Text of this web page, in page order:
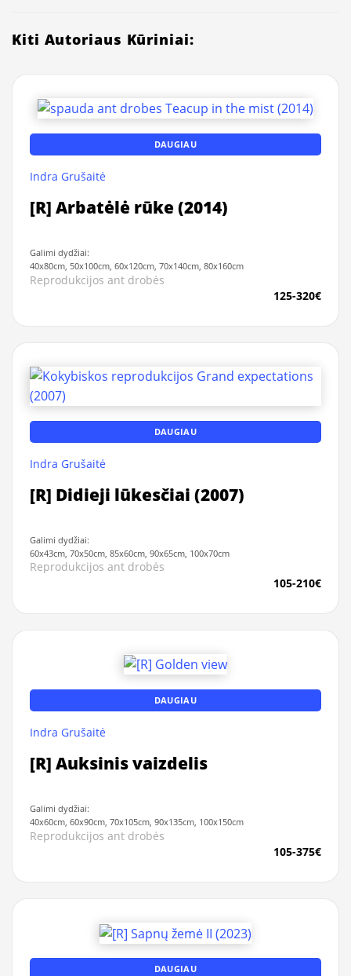
Kiti Autoriaus Kūriniai:
DAUGIAU
Indra Grušaitė
[R] Arbatėlė rūke (2014)
Galimi dydžiai:
40x80cm, 50x100cm, 60x120cm, 70x140cm, 80x160cm
Reprodukcijos ant drobės
125-320€
DAUGIAU
Indra Grušaitė
[R] Didieji lūkesčiai (2007)
Galimi dydžiai:
60x43cm, 70x50cm, 85x60cm, 90x65cm, 100x70cm
Reprodukcijos ant drobės
105-210€
DAUGIAU
Indra Grušaitė
[R] Auksinis vaizdelis
Galimi dydžiai:
40x60cm, 60x90cm, 70x105cm, 90x135cm, 100x150cm
Reprodukcijos ant drobės
105-375€
DAUGIAU